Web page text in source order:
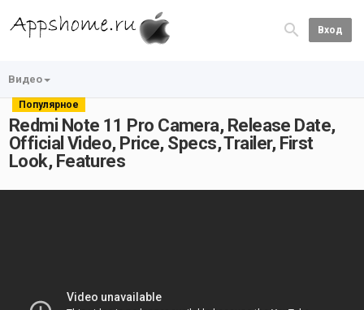
Вход
Видео
Популярное
Redmi Note 11 Pro Camera, Release Date,
Official Video, Price, Specs, Trailer, First
Look, Features